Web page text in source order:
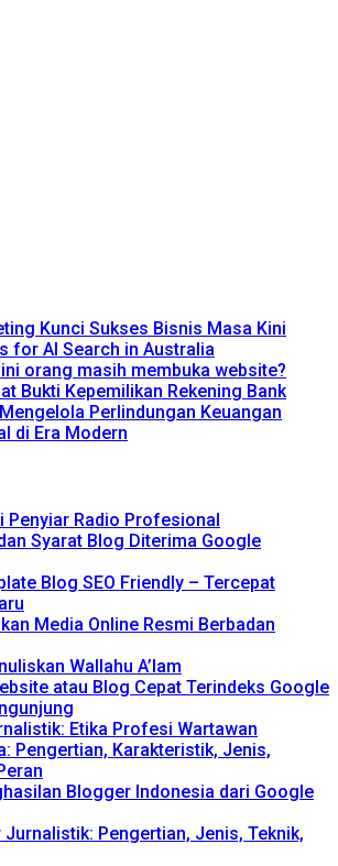
Kunci Sukses Bisnis Masa Kini
for AI Search in Australia
orang masih membuka website?
Bukti Kepemilikan Rekening Bank
Perlindungan Keuangan
di Era Modern
Penyiar Radio Profesional
Syarat Blog Diterima Google
Blog SEO Friendly – Tercepat
Media Online Resmi Berbadan
Wallahu A’lam
atau Blog Cepat Terindeks Google
Etika Profesi Wartawan
Pengertian, Karakteristik, Jenis,
Blogger Indonesia dari Google
Pengertian, Jenis, Teknik,